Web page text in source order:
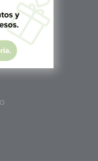
Poniente,
CDMX